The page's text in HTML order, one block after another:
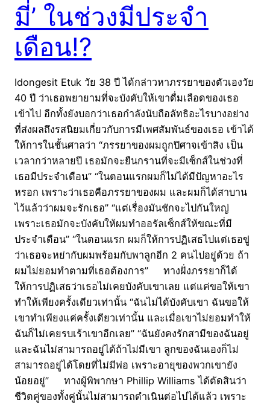
มี่’ ในช่วงมีประจำ
เดือน!?
Idongesit Etuk วัย 38 ปี ได้กล่าวหาภรรยาของตัวเองวัย
40 ปี ว่าเธอพยายามที่จะบังคับให้เขาดื่มเลือดของเธอ
เข้าไป อีกทั้งยังบอกว่าเธอกำลังนับถือลัทธิอะไรบางอย่าง
ที่ส่งผลถึงรสนิยมเกี่ยวกับการมีเพศสัมพันธ์ของเธอ เข้าได้
ให้การในชั้นศาลว่า “ภรรยาของผมถูกปิศาจเข้าสิง เป็น
เวลากว่าหลายปี เธอมักจะยืนกรานที่จะมีเซ็กส์ในช่วงที่
เธอมีประจำเดือน” “ในตอนแรกผมก็ไม่ได้มีปัญหาอะไร
หรอก เพราะว่าเธอคือภรรยาของผม และผมก็ได้สาบาน
ไว้แล้วว่าผมจะรักเธอ” “แต่เรื่องมันชักจะไปกันใหญ่
เพราะเธอมักจะบังคับให้ผมทำออรัลเซ็กส์ให้ขณะที่มี
ประจำเดือน” “ในตอนแรก ผมก็ให้การปฏิเสธไปแต่เธอขู่
ว่าเธอจะหย่ากับผมพร้อมกับพาลูกอีก 2 คนไปอยู่ด้วย ถ้า
ผมไม่ยอมทำตามที่เธอต้องการ” ทางฝั่งภรรยาก็ได้
ให้การปฏิเสธว่าเธอไม่เคยบังคับเขาเลย แต่แค่ขอให้เขา
ทำให้เพียงครั้งเดียวเท่านั้น “ฉันไม่ได้บังคับเขา ฉันขอให้
เขาทำเพียงแค่ครั้งเดียวเท่านั้น และเมื่อเขาไม่ยอมทำให้
ฉันก็ไม่เคยรบเร้าเขาอีกเลย” “ฉันยังคงรักสามีของฉันอยู่
และฉันไม่สามารถอยู่ได้ถ้าไม่มีเขา ลูกของฉันเองก็ไม่
สามารถอยู่ได้โดยที่ไม่มีพ่อ เพราะอายุของพวกเขายัง
น้อยอยู่” ทางผู้พิพากษา Phillip Williams ได้ตัดสินว่า
ชีวิตคู่ของทั้งคู่นั้นไม่สามารถดำเนินต่อไปได้แล้ว เพราะ